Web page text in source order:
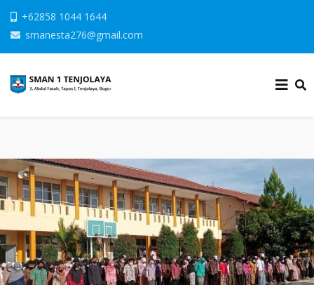
+62858 1044 1644
smanesta276@gmail.com